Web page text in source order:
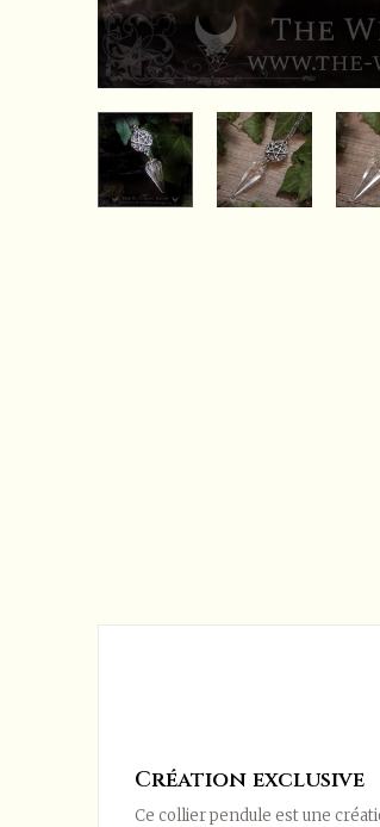
Création exclusive
Ce collier pendule est une